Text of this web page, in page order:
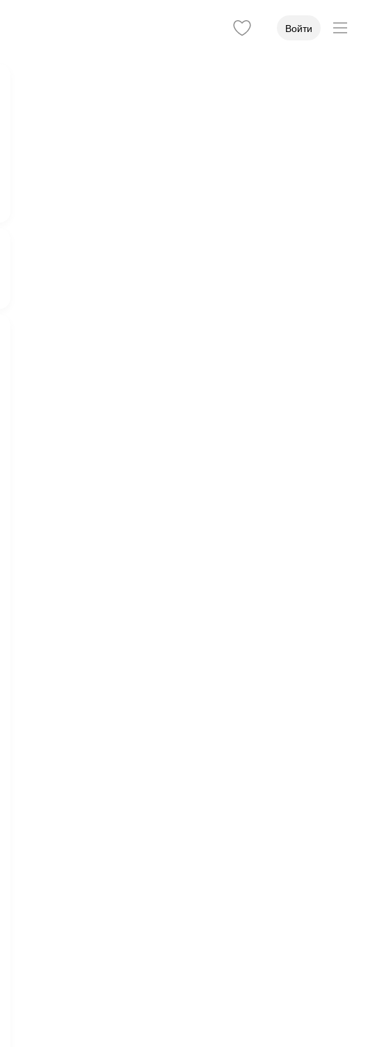
Войти